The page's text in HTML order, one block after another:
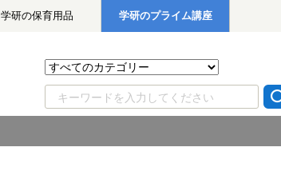
学研の保育用品 学研のプライム講座